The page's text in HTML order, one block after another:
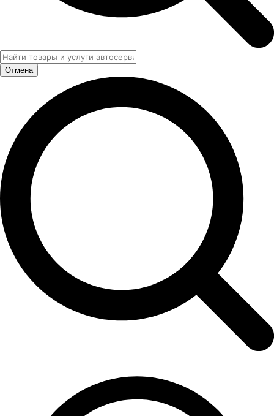
Отмена